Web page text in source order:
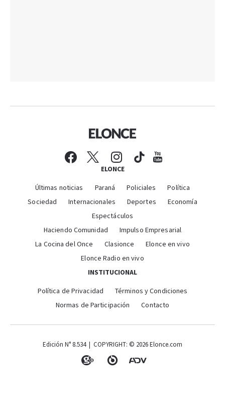
ELONCE
Últimas noticias Paraná Policiales
Política
Sociedad
Internacionales Deportes
Economía
Espectáculos
Haciendo Comunidad
Impulso Empresarial
La Cocina del Once
Clasionce
Elonce en vivo
Elonce Radio en vivo
INSTITUCIONAL
Política de Privacidad
Términos y Condiciones
Normas de Participación
Contacto
Edición N° 8.534 | COPYRIGHT: © 2026 Elonce.com